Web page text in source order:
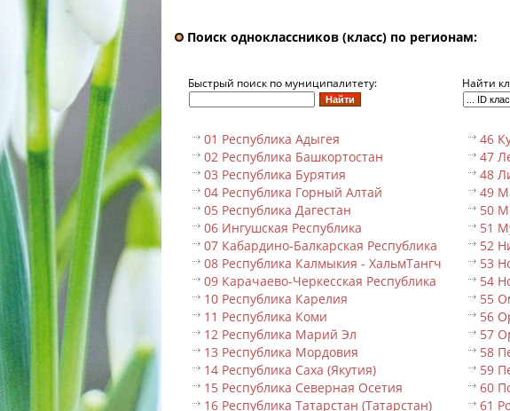
Поиск одноклассников (класс) по регионам:
Быстрый поиск по муниципалитету: Найти
01 Республика Адыгея
02 Республика Башкортостан
03 Республика Бурятия
04 Республика Горный Алтай
05 Республика Дагестан
06 Ингушская Республика
07 Кабардино-Балкарская Республика
08 Республика Калмыкия - ХальмТангч
09 Карачаево-Черкесская Республика
10 Республика Карелия
11 Республика Коми
12 Республика Марий Эл
13 Республика Мордовия
14 Республика Саха (Якутия)
15 Республика Северная Осетия
16 Республика Татарстан (Татарстан)
46
47
48
49
50
51
52
53
54
55
56
57
58
59
60
61